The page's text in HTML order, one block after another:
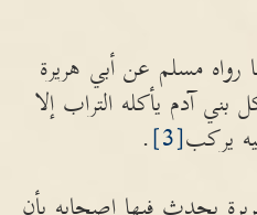
مسلم عن أبي هريرة
آدم يأكله التراب إلا
يركب[3]
.